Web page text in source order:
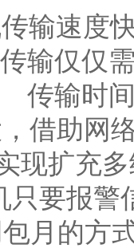
输速度
输仅仅
传输时
借助网
现扩充
要报警
月的方